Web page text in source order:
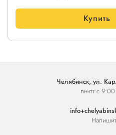
Купить
Челябинск, ул.
пн-пт с